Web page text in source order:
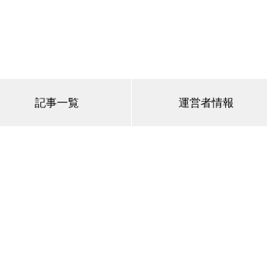
記事一覧 運営者情報